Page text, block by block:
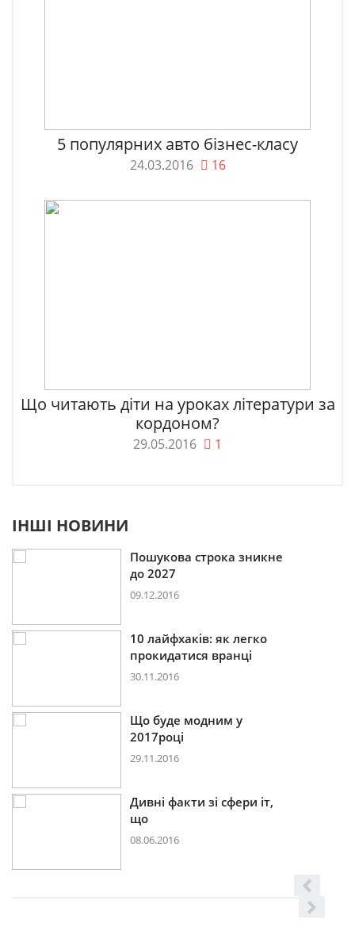
5 популярних авто бізнес-класу
24.03.2016 16
Що читають діти на уроках літератури за
кордоном?
29.05.2016 1
ІНШІ НОВИНИ
Пошукова строка зникне
до 2027
09.12.2016
10 лайфхаків: як легко
прокидатися вранці
30.11.2016
Що буде модним у
2017році
29.11.2016
Дивні факти зі сфери іт,
що
08.06.2016